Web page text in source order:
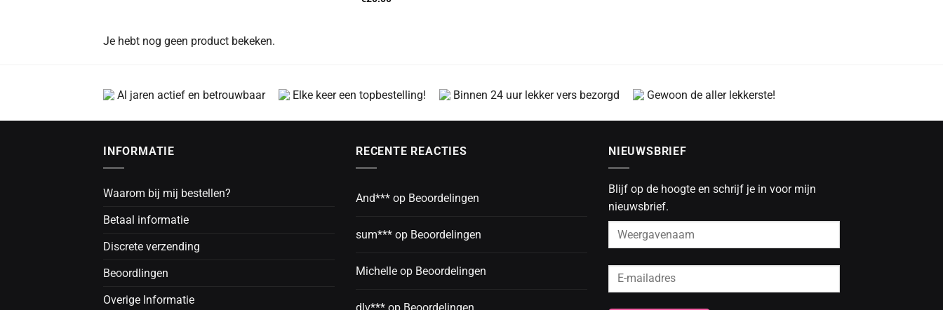
Je hebt nog geen product bekeken.
Al jaren actief en betrouwbaar Elke keer een topbestelling! Binnen 24 uur lekker vers bezorgd Gewoon de aller lekkerste!
INFORMATIE
Waarom bij mij bestellen?
Betaal informatie
Discrete verzending
Beoordlingen
Overige Informatie
RECENTE REACTIES
And*** op Beoordelingen
sum*** op Beoordelingen
Michelle op Beoordelingen
NIEUWSBRIEF
Blijf op de hoogte en schrijf je in voor mijn
nieuwsbrief.